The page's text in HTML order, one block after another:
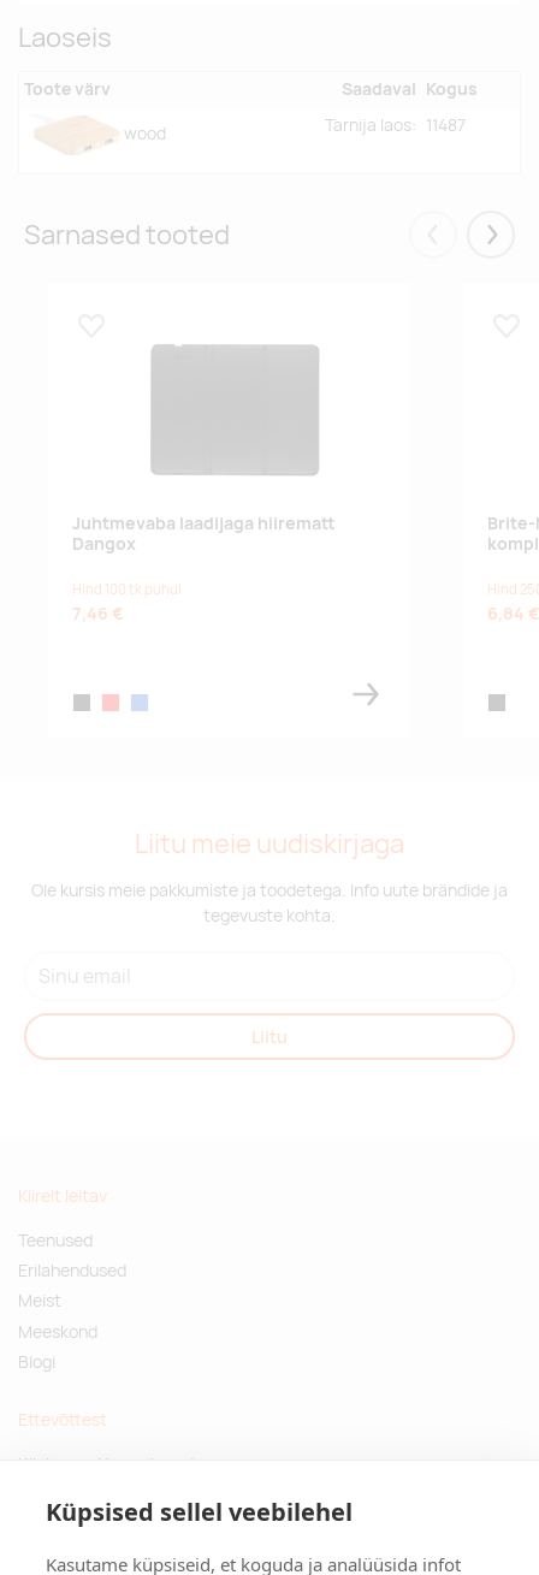
Küpsised sellel veebilehel
Kasutame küpsiseid, et koguda ja analüüsida infot
Laoseis
Toote värv Saadaval Kogus
wood Tarnija laos: 11487
Sarnased tooted Eelmised
Juhtmevaba laadijaga hiirematt
Dangox
Hind 100 tk puhul
7,46 €
Brite-
Hind
6,84 €
Liitu meie uudiskirjaga
Ole kursis meie pakkumiste ja toodetega. Info uute brändide ja
tegevuste kohta.
Liitu
Kiirelt leitav
Teenused
Erilahendused
Meist
Meeskond
Blogi
Ettevõttest
Küsimused ja vastused
Privaatsuspoliitika